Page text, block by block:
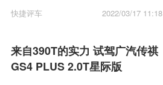
快捷评车 2022/03/17 11:18
来自390T的实力 试驾广汽传祺
GS4 PLUS 2.0T星际版